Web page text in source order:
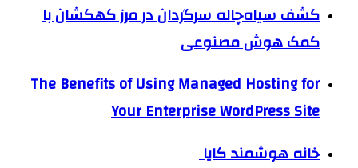
کشف سیاه‌چاله سرگردان در مرز کهکشان با
کمک هوش مصنوعی
The Benefits of Using Managed Hosting for
Your Enterprise WordPress Site
خانه هوشمند کایا